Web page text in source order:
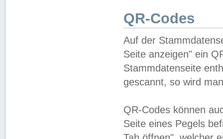
QR-Codes
Auf der
Seite anzeigen" ein
Stammdatenseite
gescannt, so wird
QR-Codes können
Seite eines Pegels